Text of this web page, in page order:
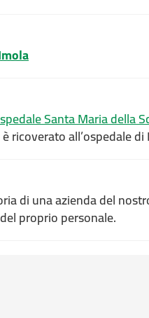
Santa Maria della
ricoverato all’ospedale
di una azienda del
proprio personale.